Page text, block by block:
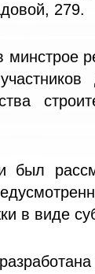
279.
был
в виде